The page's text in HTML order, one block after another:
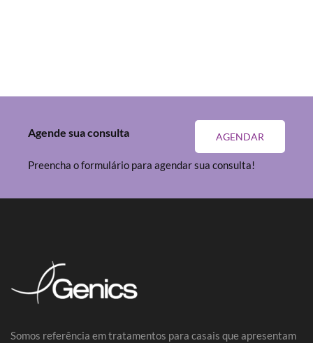
AGENDAR
Agende sua consulta
Preencha o formulário para agendar sua consulta!
Somos referência em tratamentos para casais que apresentam